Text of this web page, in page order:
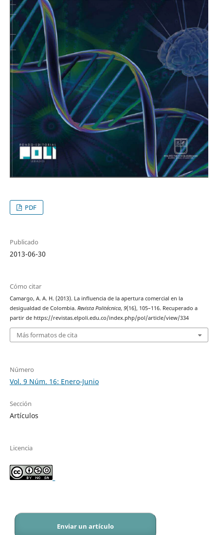
PDF
Publicado
2013-06-30
Cómo citar
Camargo, A. A. H. (2013). La influencia de la apertura comercial en la
desigualdad de Colombia. Revista Politécnica, 9(16), 105–116. Recuperado a
partir de https://revistas.elpoli.edu.co/index.php/pol/article/view/334
Más formatos de cita
Número
Vol. 9 Núm. 16: Enero-Junio
Sección
Artículos
Licencia
_
Enviar un artículo